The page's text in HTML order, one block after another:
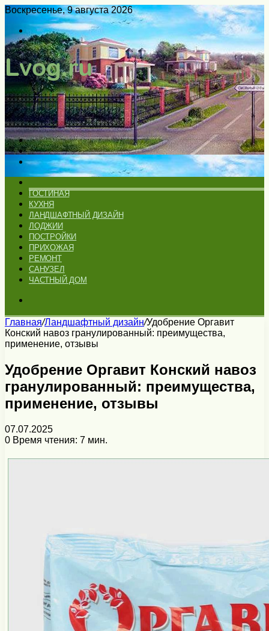
Воскресенье, 9 августа 2026
Войти
Switch
skin
Меню
Искать
Switch
skin
ГОСТИНАЯ
КУХНЯ
ЛАНДШАФТНЫЙ ДИЗАЙН
ЛОДЖИИ
ПОСТРОЙКИ
ПРИХОЖАЯ
РЕМОНТ
САНУЗЕЛ
ЧАСТНЫЙ ДОМ
Главная/Ландшафтный дизайн/Удобрение Оргавит
Конский навоз гранулированный: преимущества,
применение, отзывы
Удобрение Оргавит Конский навоз
гранулированный: преимущества,
применение, отзывы
07.07.2025
0 Время чтения: 7 мин.